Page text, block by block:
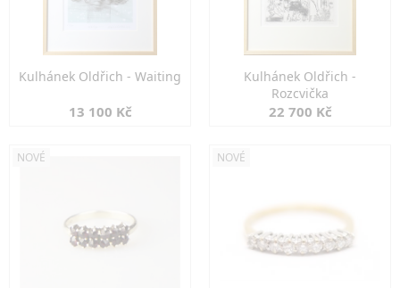
Kulhánek Oldřich - Waiting
13 100 Kč
Kulhánek Oldřich -
Rozcvička
22 700 Kč
NOVÉ NOVÉ